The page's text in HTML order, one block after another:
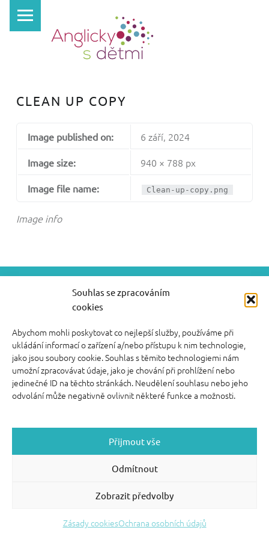
Souhlas se zpracováním
cookies
Abychom mohli poskytovat co nejlepší služby, používáme při
ukládání informací o zařízení a/nebo přístupu k nim technologie,
jako jsou soubory cookie. Souhlas s těmito technologiemi nám
umožní zpracovávat údaje, jako je chování při prohlížení nebo
jedinečné ID na těchto stránkách. Neudělení souhlasu nebo jeho
odvolání může negativně ovlivnit některé funkce a možnosti.
Přijmout vše
Odmítnout
Zobrazit předvolby
Zásady cookiesOchrana osobních údajů
K
Y
S
D
video kurzy pro rodiče
CLEAN UP COPY
Image info
Image published on: 6 září, 2024
Image size: 940 × 788 px
Image file name: Clean-up-copy.png
© 2026 English With Kids s.r.o.|Blog Anglickysdetmi.cz |
Všechna práva vyhrazena.|Podmínky použití |O WordPress se
staráSoftmedia |Back to top ↑